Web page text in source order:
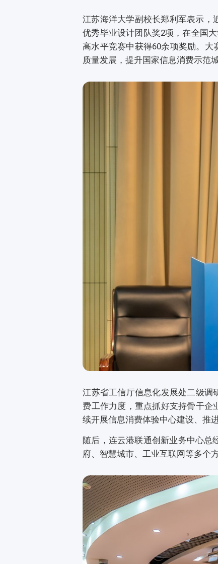
江苏海洋大学副校长郑利军表示，
优秀毕业设计团队奖2项，在全国
高水平竞赛中获得60余项奖励。
质量发展，提升国家信息消费示范
江苏省工信厅信息化发展处二级调
费工作力度，重点抓好支持骨干
续开展信息消费体验中心建设、推
随后，连云港联通创新业务中心总
府、智慧城市、工业互联网等多个